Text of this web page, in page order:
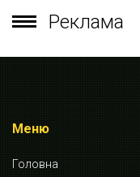
Реклама
Меню
Головна